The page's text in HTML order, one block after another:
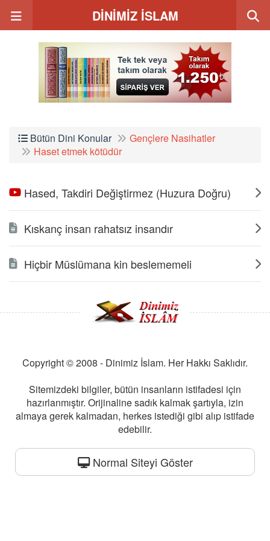
DİNİMİZ İSLAM
Bütün Dini Konular
Gençlere Nasihatler
Haset etmek kötüdür
Hased, Takdiri Değiştirmez (Huzura Doğru)
Kıskanç insan rahatsız insandır
Hiçbir Müslümana kin beslememeli
Copyright © 2008 - Dinimiz İslam. Her Hakkı Saklıdır.
Sitemizdeki bilgiler, bütün insanların istifadesi için
hazırlanmıştır. Orijinaline sadık kalmak şartıyla, izin
almaya gerek kalmadan, herkes istediği gibi alıp istifade
edebilir.
Normal Siteyi Göster